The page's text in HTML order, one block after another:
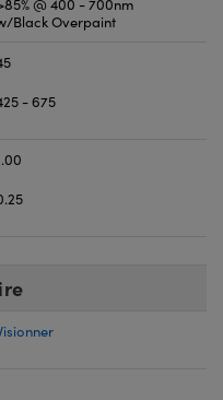
@ 400 - 700nm
Black Overpaint
- 675